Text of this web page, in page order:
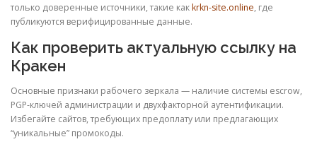
только доверенные источники, такие какkrkn-site.online, где
публикуются верифицированные данные.
Как проверить актуальную ссылку на
Кракен
Основные признаки рабочего зеркала — наличие системы escrow,
PGP-ключей администрации и двухфакторной аутентификации.
Избегайте сайтов, требующих предоплату или предлагающих
“уникальные” промокоды.